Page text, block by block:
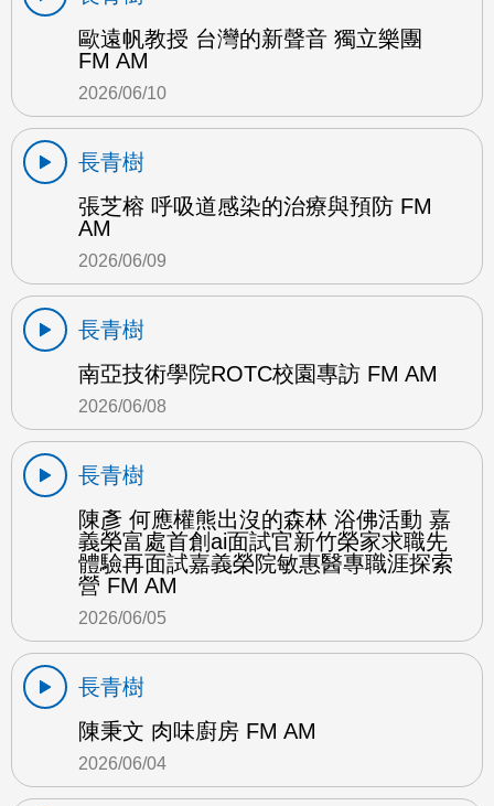
歐遠帆教授 台灣的新聲音 獨立樂團
FM AM
2026/06/10
長青樹
張芝榕 呼吸道感染的治療與預防 FM
AM
2026/06/09
長青樹
南亞技術學院ROTC校園專訪 FM AM
2026/06/08
長青樹
陳彥 何應權熊出沒的森林 浴佛活動 嘉
義榮富處首創ai面試官新竹榮家求職先
體驗再面試嘉義榮院敏惠醫專職涯探索
營 FM AM
2026/06/05
長青樹
陳秉文 肉味廚房 FM AM
2026/06/04